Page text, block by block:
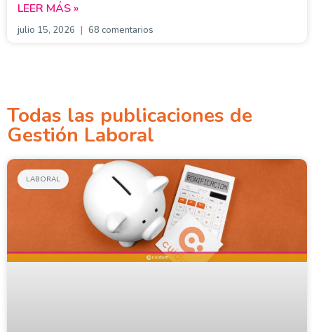
LEER MÁS »
julio 15, 2026 68 comentarios
Todas las publicaciones de
Gestión Laboral
LABORAL